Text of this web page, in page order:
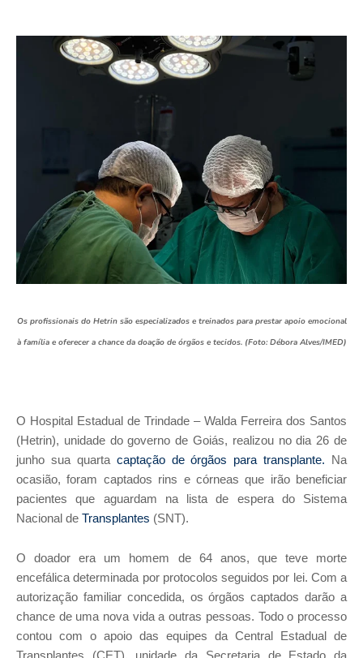
Os profissionais do Hetrin são especializados e treinados para prestar apoio emocional
à família e oferecer a chance da doação de órgãos e tecidos. (Foto: Débora Alves/IMED)
O Hospital Estadual de Trindade – Walda Ferreira dos Santos
(Hetrin), unidade do governo de Goiás, realizou no dia 26 de
junho sua quarta captação de órgãos para transplante. Na
ocasião, foram captados rins e córneas que irão beneficiar
pacientes que aguardam na lista de espera do Sistema
Nacional de Transplantes (SNT).
O doador era um homem de 64 anos, que teve morte
encefálica determinada por protocolos seguidos por lei. Com a
autorização familiar concedida, os órgãos captados darão a
chance de uma nova vida a outras pessoas. Todo o processo
contou com o apoio das equipes da Central Estadual de
Transplantes (CET), unidade da Secretaria de Estado da